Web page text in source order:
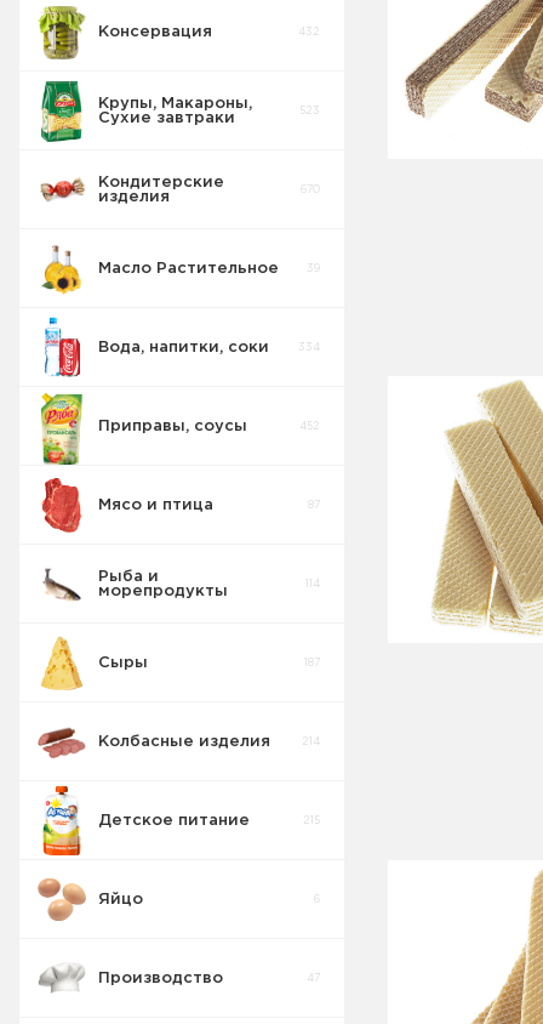
Консервация 432
Крупы, Макароны,
Сухие завтраки
523
Кондитерские
изделия
670
Печенье
Изделия
Масло Растительное 39
Вода, напитки, соки 334
Приправы, соусы 452
Мясо и птица 87
Рыба и
морепродукты
114
Сыры 187
Колбасные изделия 214
Детское питание 215
Яйцо 6
Производство 47